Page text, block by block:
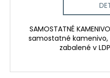
SAMOSTATNÉ
samostatné kamenivo,
zabalené v